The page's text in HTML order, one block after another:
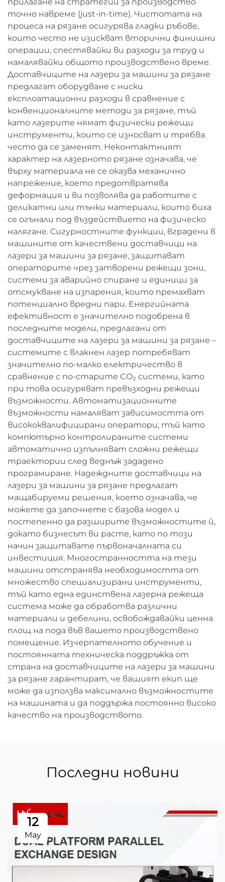
точно навреме (just-in-time). Чистотата на
процеса на рязане осигурява гладки ръбове,
които често не изискват вторични финишни
операции, спестявайки ви разходи за труд и
намалявайки общото производствено време.
Доставчиците на лазери за машини за рязане
предлагат оборудване с ниски
експлоатационни разходи в сравнение с
конвенционалните методи за рязане, тъй
като лазерите нямат физически режещи
инструменти, които се износват и трябва
често да се заменят. Неконтактният
характер на лазерното рязане означава, че
върху материала не се оказва механично
напрежение, което предотвратява
деформация и ви позволява да работите с
деликатни или тънки материали, които биха
се огънали под въздействието на физическо
налягане. Сигурностните функции, вградени в
машините от качествени доставчици на
лазери за машини за рязане, защитават
операторите чрез затворени режещи зони,
системи за аварийно спиране и единици за
отсмукване на изпарения, които премахват
потенциално вредни пари. Енергийната
ефективност е значително подобрена в
последните модели, предлагани от
доставчиците на лазери за машини за рязане –
системите с влакнен лазер потребяват
значително по-малко електричество в
сравнение с по-старите CO₂ системи, като
при това осигуряват превъзходни режещи
възможности. Автоматизационните
възможности намаляват зависимостта от
висококвалифицирани оператори, тъй като
компютърно контролираните системи
автоматично изпълняват сложни режещи
траектории след веднъж зададено
програмиране. Надеждните доставчици на
лазери за машини за рязане предлагат
мащабируеми решения, което означава, че
можете да започнете с базова модел и
постепенно да разширите възможностите й,
докато бизнесът ви расте, като по този
начин защитавате първоначалната си
инвестиция. Многостранността на тези
машини отстранява необходимостта от
множество специализирани инструменти,
тъй като една единствена лазерна режеща
система може да обработва различни
материали и дебелини, освобождавайки ценна
площ на пода във вашето производствено
помещение. Изчерпателното обучение и
постоянната техническа поддръжка от
страна на доставчиците на лазери за машини
за рязане гарантират, че вашият екип ще
може да използва максимално възможностите
на машината и да поддържа постоянно високо
качество на производството.
Последни новини
12
May